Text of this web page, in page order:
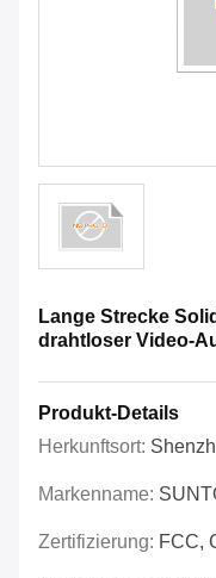
Lange Strecke
drahtloser Video-
Produkt-Details
Herkunftsort:
Markenname:
Zertifizierung: FCC,